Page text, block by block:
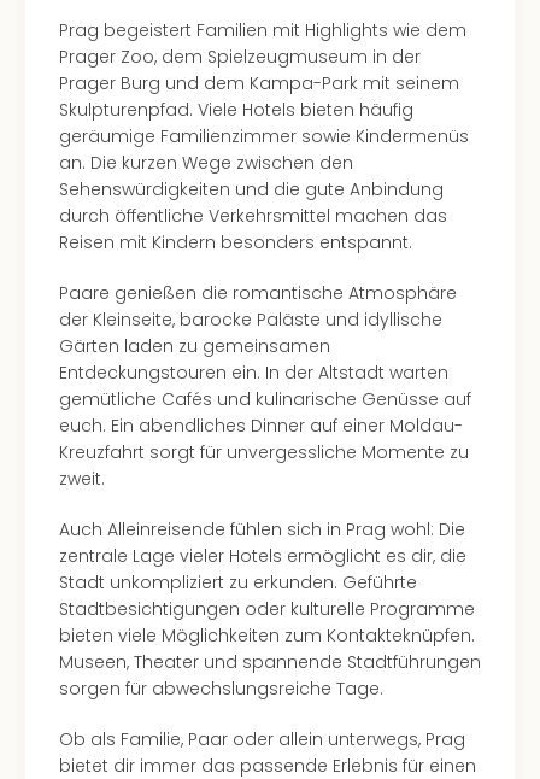
Prag begeistert Familien mit Highlights wie dem
Prager Zoo, dem Spielzeugmuseum in der
Prager Burg und dem Kampa-Park mit seinem
Skulpturenpfad. Viele Hotels bieten häufig
geräumige Familienzimmer sowie Kindermenüs
an. Die kurzen Wege zwischen den
Sehenswürdigkeiten und die gute Anbindung
durch öffentliche Verkehrsmittel machen das
Reisen mit Kindern besonders entspannt.
Paare genießen die romantische Atmosphäre
der Kleinseite, barocke Paläste und idyllische
Gärten laden zu gemeinsamen
Entdeckungstouren ein. In der Altstadt warten
gemütliche Cafés und kulinarische Genüsse auf
euch. Ein abendliches Dinner auf einer Moldau-
Kreuzfahrt sorgt für unvergessliche Momente zu
zweit.
Auch Alleinreisende fühlen sich in Prag wohl: Die
zentrale Lage vieler Hotels ermöglicht es dir, die
Stadt unkompliziert zu erkunden. Geführte
Stadtbesichtigungen oder kulturelle Programme
bieten viele Möglichkeiten zum Kontakteknüpfen.
Museen, Theater und spannende Stadtführungen
sorgen für abwechslungsreiche Tage.
Ob als Familie, Paar oder allein unterwegs, Prag
bietet dir immer das passende Erlebnis für einen